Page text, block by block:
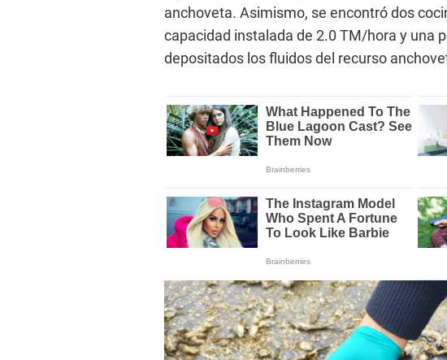
anchoveta. Asimismo, se encontró dos
capacidad instalada de 2.0 TM/hora y una
depositados los fluidos del recurso